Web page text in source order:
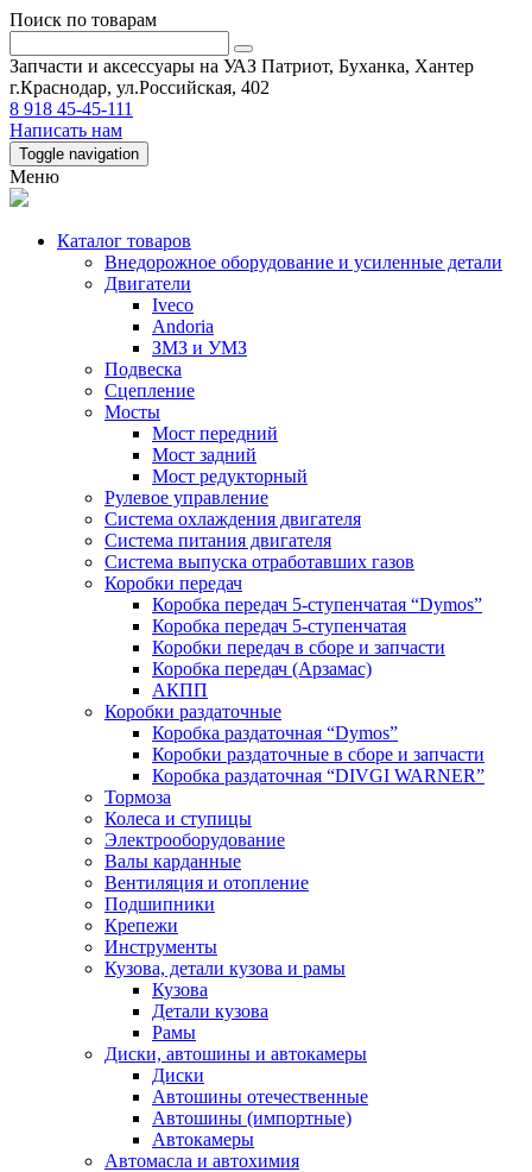
Поиск по товарам
Запчасти и аксессуары на УАЗ Патриот, Буханка, Хантер
г.Краснодар, ул.Российская, 402
8 918 45-45-111
Написать нам
Toggle navigation
Меню
Каталог товаров
Внедорожное оборудование и усиленные детали
Двигатели
Iveco
Andoria
ЗМЗ и УМЗ
Подвеска
Сцепление
Мосты
Мост передний
Мост задний
Мост редукторный
Рулевое управление
Система охлаждения двигателя
Система питания двигателя
Система выпуска отработавших газов
Коробки передач
Коробка передач 5-ступенчатая “Dymos”
Коробка передач 5-ступенчатая
Коробки передач в сборе и запчасти
Коробка передач (Арзамас)
АКПП
Коробки раздаточные
Коробка раздаточная “Dymos”
Коробки раздаточные в сборе и запчасти
Коробка раздаточная “DIVGI WARNER”
Тормоза
Колеса и ступицы
Электрооборудование
Валы карданные
Вентиляция и отопление
Подшипники
Крепежи
Инструменты
Кузова, детали кузова и рамы
Кузова
Детали кузова
Рамы
Диски, автошины и автокамеры
Диски
Автошины отечественные
Автошины (импортные)
Автокамеры
Автомасла и автохимия